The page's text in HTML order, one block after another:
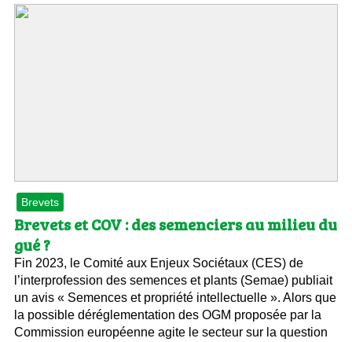
Brevets
Brevets et COV : des semenciers au milieu du
gué ?
Fin 2023, le Comité aux Enjeux Sociétaux (CES) de
l’interprofession des semences et plants (Semae) publiait
un avis « Semences et propriété intellectuelle ». Alors que
la possible déréglementation des OGM proposée par la
Commission européenne agite le secteur sur la question